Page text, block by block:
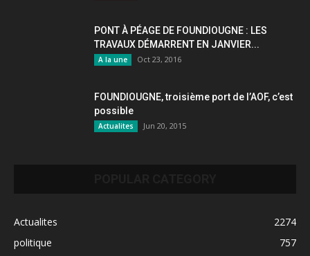
PONT À PÉAGE DE FOUNDIOUGNE : LES
TRAVAUX DÉMARRENT EN JANVIER...
A la une Oct 23, 2016
FOUNDIOUGNE, troisième port de l’AOF, c’est
possible
Actualites Jun 20, 2015
Actualites
2274
politique
757